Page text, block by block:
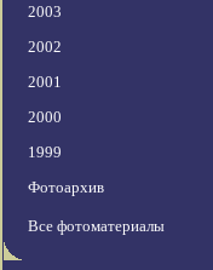
2003
2002
2001
2000
1999
Фотоархив
Все фотоматериалы